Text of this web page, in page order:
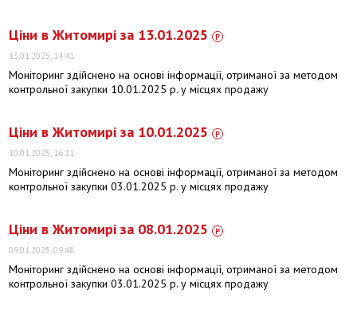
Ціни в Житомирі за 13.01.2025
13.01.2025, 14:41
Моніторинг здійснено на основі інформації, отриманої за методом
контрольної закупки 10.01.2025 р. у місцях продажу
Ціни в Житомирі за 10.01.2025
10.01.2025, 16:11
Моніторинг здійснено на основі інформації, отриманої за методом
контрольної закупки 03.01.2025 р. у місцях продажу
Ціни в Житомирі за 08.01.2025
09.01.2025, 09:48
Моніторинг здійснено на основі інформації, отриманої за методом
контрольної закупки 03.01.2025 р. у місцях продажу